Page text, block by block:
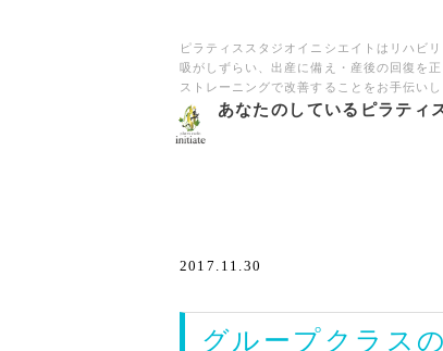
ピラティススタジオイニシエイトはリハビ
吸がしずらい、出産に備え・産後の回復を
ストレーニングで改善することをお手伝い
あなたのしているピラティ
2017.11.30
グループクラス